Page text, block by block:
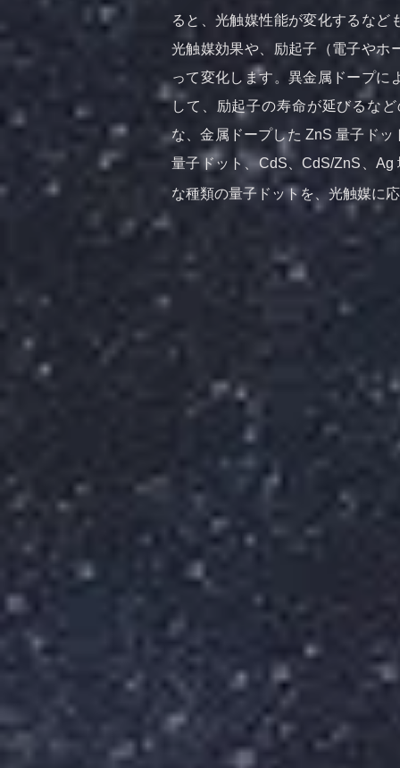
ると、光触媒性能が変化するなど
光触媒効果や、励起子（電子やホ
って変化します。異金属ドープに
して、励起子の寿命が延びるな
な、金属ドープした ZnS 量子ド
量子ドット、CdS、CdS/ZnS、Ag
な種類の量子ドットを、光触媒に